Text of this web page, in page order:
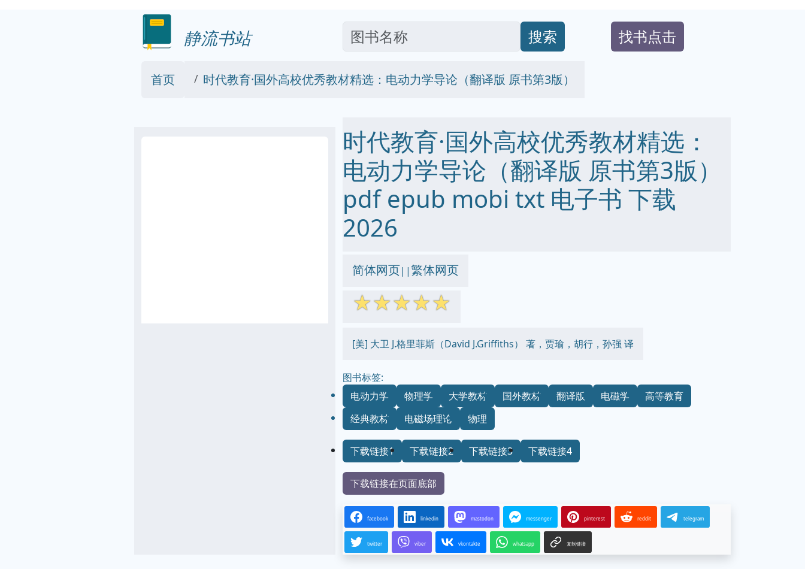
静流书站 搜索 找书点击
首页 时代教育·国外高校优秀教材精选：电动力学导论（翻译版 原书第3版）
时代教育·国外高校优秀教材精选：
电动力学导论（翻译版 原书第3版）
pdf epub mobi txt 电子书 下载
2026
简体网页||繁体网页
☆☆☆☆☆
[美] 大卫 J.格里菲斯（David J.Griffiths） 著，贾瑜，胡行，孙强 译
图书标签:
电动力学
物理学 大学教材 国外教材 翻译版 电磁学
高等教育
经典教材
电磁场理论 物理
下载链接1 下载链接2 下载链接3 下载链接4
下载链接在页面底部
facebook linkedin mastodon messenger pinterest reddit telegram
twitter viber vkontakte whatsapp 复制链接